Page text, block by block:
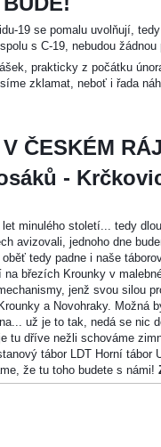
19 se pomalu uvolňují,
s C-19, nebudou žádnou
prakticky z počátku
zklamat, neboť i řada
ČESKÉM
-
minulého století... tedy
avizovali, jednoho dne
tedy padne i naše
březích Krounky v
jenž svou silou
a Novohraky. Možná
už je to tak, nedá se nic
tu dříve nežli schováme
tábor LDT Horní tábor
že tu toho budete s námi!